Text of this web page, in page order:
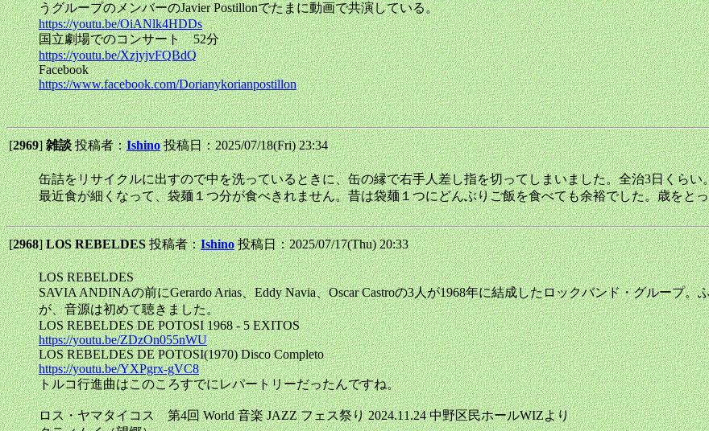
うグループのメンバーのJavier Postillonでたまに動画で共演している。
https://youtu.be/OiANlk4HDDs
国立劇場でのコンサート 52分
https://youtu.be/XzjyjvFQBdQ
Facebook
https://www.facebook.com/Dorianykorianpostillon
[2969]雑談投稿者：Ishino 投稿日：2025/07/18(Fri) 23:34
缶詰をリサイクルに出すので中を洗っているときに、缶の縁で右手人差し指を切ってしまいました。全治3日くら
最近食が細くなって、袋麺１つ分が食べきれません。昔は袋麺１つにどんぶりご飯を食べても余裕でした。歳をと
[2968]LOS REBELDES投稿者：Ishino 投稿日：2025/07/17(Thu) 20:33
LOS REBELDES
SAVIA ANDINAの前にGerardo Arias、Eddy Navia、Oscar Castroの3人が1968年に結成したロックバンド・グループ
が、音源は初めて聴きました。
LOS REBELDES DE POTOSI 1968 - 5 EXITOS
https://youtu.be/ZDzOn055nWU
LOS REBELDES DE POTOSI(1970) Disco Completo
https://youtu.be/YXPgrx-gVC8
トルコ行進曲はこのころすでにレパートリーだったんですね。
ロス・ヤマタイコス 第4回 World 音楽 JAZZ フェス祭り 2024.11.24 中野区民ホールWIZより